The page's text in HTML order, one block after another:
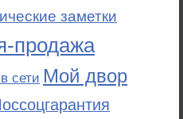
заметки
продажа
сети Мой двор